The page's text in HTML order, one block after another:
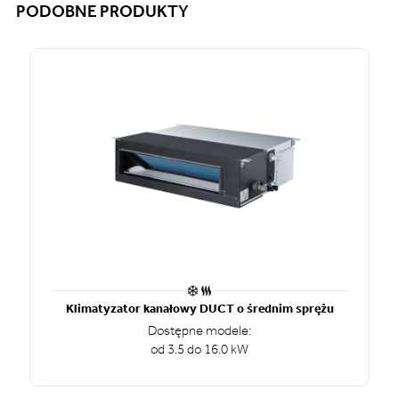
PODOBNE PRODUKTY
Klimatyzator kanałowy DUCT o średnim sprężu
Dostępne modele:
od 3.5 do 16.0 kW